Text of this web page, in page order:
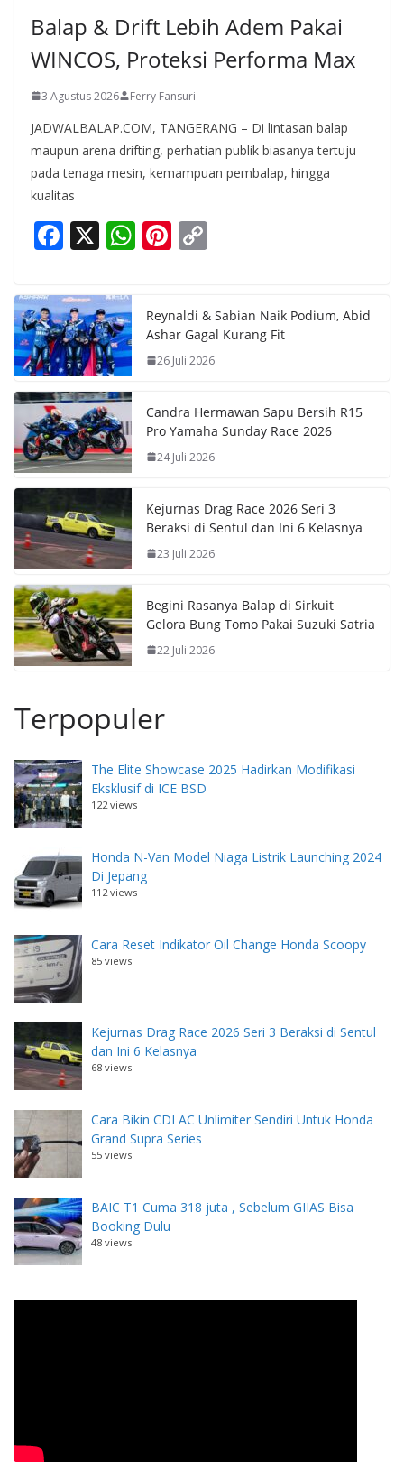
Balap & Drift Lebih Adem Pakai
WINCOS, Proteksi Performa Max
3 Agustus 2026 Ferry Fansuri
JADWALBALAP.COM, TANGERANG – Di lintasan balap
maupun arena drifting, perhatian publik biasanya tertuju
pada tenaga mesin, kemampuan pembalap, hingga
kualitas
F
ac
e
b
o
o
k
X W
h
s
A
p
Pi
nt
e
st
y
Li
k
Reynaldi & Sabian Naik Podium, Abid
Ashar Gagal Kurang Fit
26 Juli 2026
Candra Hermawan Sapu Bersih R15
Pro Yamaha Sunday Race 2026
24 Juli 2026
Kejurnas Drag Race 2026 Seri 3
Beraksi di Sentul dan Ini 6 Kelasnya
23 Juli 2026
Begini Rasanya Balap di Sirkuit
Gelora Bung Tomo Pakai Suzuki Satria
22 Juli 2026
Terpopuler
The Elite Showcase 2025 Hadirkan Modifikasi
Eksklusif di ICE BSD
122 views
Honda N-Van Model Niaga Listrik Launching 2024
Di Jepang
112 views
Cara Reset Indikator Oil Change Honda Scoopy
85 views
Kejurnas Drag Race 2026 Seri 3 Beraksi di Sentul
dan Ini 6 Kelasnya
68 views
Cara Bikin CDI AC Unlimiter Sendiri Untuk Honda
Grand Supra Series
55 views
BAIC T1 Cuma 318 juta , Sebelum GIIAS Bisa
Booking Dulu
48 views